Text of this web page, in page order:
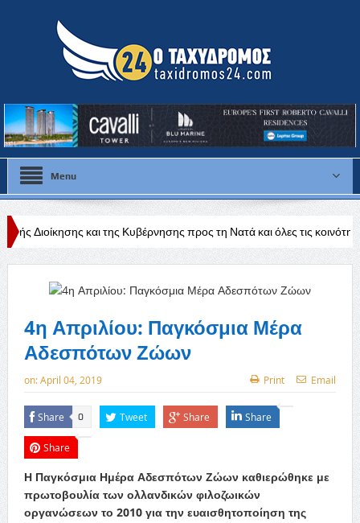
Menu
της Κυβέρνησης προς τη Νατά και όλες τις κοινότητες της Πάφου»
4η Απριλίου: Παγκόσμια Μέρα
Αδεσπότων Ζώων
on:April 04, 2019 Print Email
Share 0 Tweet Share Share
Share
Η Παγκόσμια Ημέρα Αδεσπότων Ζώων καθιερώθηκε με
πρωτοβουλία των ολλανδικών φιλοζωικών
οργανώσεων το 2010 για την ευαισθητοποίηση της